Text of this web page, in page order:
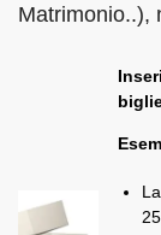
Matrimonio..),